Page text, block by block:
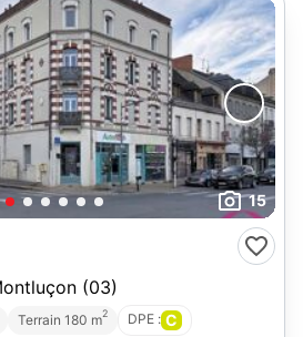
15
(03)
Terrain 180 m2 DPE : C